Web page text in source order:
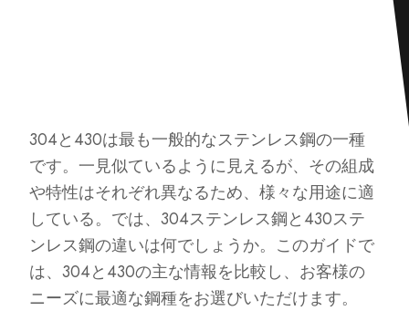
304と430は最も一般的なステンレス鋼の一種
です。一見似ているように見えるが、その組成
や特性はそれぞれ異なるため、様々な用途に適
している。では、304ステンレス鋼と430ステ
ンレス鋼の違いは何でしょうか。このガイドで
は、304と430の主な情報を比較し、お客様の
ニーズに最適な鋼種をお選びいただけます。